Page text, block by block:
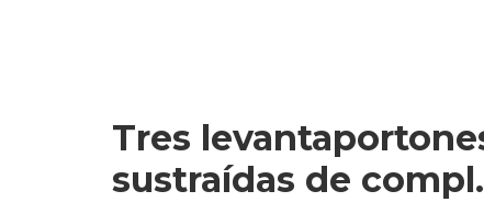
Tres
sustraídas de